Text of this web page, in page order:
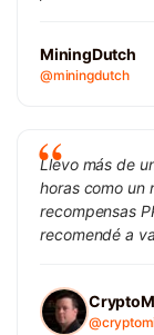
MiningDutch
@miningdutch
Llevo más de
horas como un
recompensas
recomendé a